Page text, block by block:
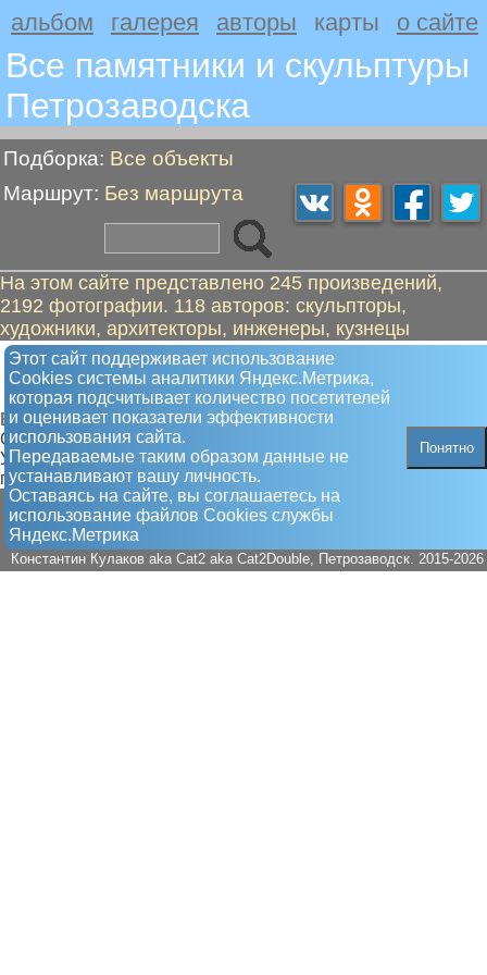
альбом галерея авторы карты о сайте
Все памятники и скульптуры
Петрозаводскa
Подборка: Все объекты
Маршрут: Без маршрута
На этом сайте представлено 245 произведений,
2192 фотографии. 118 авторов: скульпторы,
художники, архитекторы, инженеры, кузнецы
Этот сайт поддерживает использование
Сookies системы аналитики Яндекс.Метрика,
которая подсчитывает количество посетителей
и оценивает показатели эффективности
использования сайта.
Передаваемые таким образом данные не
устанавливают вашу личность.
Оставаясь на сайте, вы соглашаетесь на
использование файлов Сookies службы
Яндекс.Метрика
Понятно
Карта расположения памятников и
скульптур в Петрозаводске
Все объекты
Самая полная карта памятников и скульптур.
Увлекательные туристкие маршруты от памятника к
памятнику
Константин Кулаков aka Cat2 aka Cat2Double, Петрозаводск. 2015-2026